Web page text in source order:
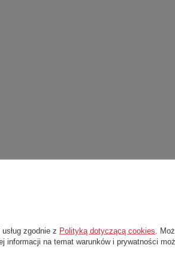
Polecamy
zgodnie z Polityką dotyczącą cookies .
informacji na temat warunków i prywatności